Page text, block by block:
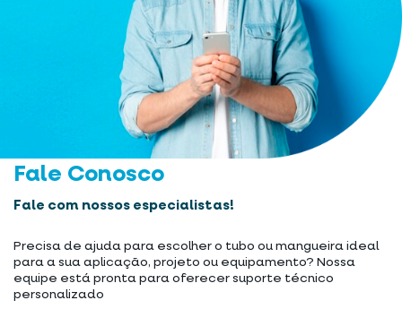
Fale Conosco
Fale com nossos especialistas!
Precisa de ajuda para escolher o tubo ou mangueira ideal
para a sua aplicação, projeto ou equipamento? Nossa
equipe está pronta para oferecer suporte técnico
personalizado